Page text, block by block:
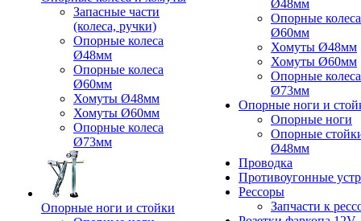
Запасные части
(колеса, ручки)
Опорные колеса
Ø48мм
Опорные колеса
Ø60мм
Хомуты Ø48мм
Хомуты Ø60мм
Опорные колеса
Ø73мм
Опорные ноги и стойки
Ø48мм
Опорные колеса
Ø60мм
Хомуты Ø48мм
Хомуты Ø60мм
Опорные колеса
Ø73мм
Опорные ноги и
Опорные ноги
Опорные
Ø48мм
Проводка
Противоугонные
Рессоры
Запчасти к